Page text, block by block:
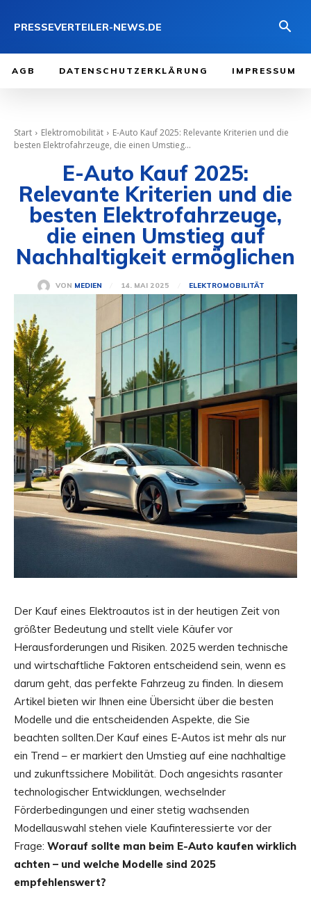
PRESSEVERTEILER-NEWS.DE
AGB DATENSCHUTZERKLÄRUNG IMPRESSUM
Start Elektromobilität
E-Auto Kauf 2025: Relevante Kriterien und die
besten Elektrofahrzeuge, die einen Umstieg...
E-Auto Kauf 2025:
Relevante Kriterien und die
besten Elektrofahrzeuge,
die einen Umstieg auf
Nachhaltigkeit ermöglichen
VON MEDIEN 14. MAI 2025 ELEKTROMOBILITÄT
Der Kauf eines Elektroautos ist in der heutigen Zeit von
größter Bedeutung und stellt viele Käufer vor
Herausforderungen und Risiken. 2025 werden technische
und wirtschaftliche Faktoren entscheidend sein, wenn es
darum geht, das perfekte Fahrzeug zu finden. In diesem
Artikel bieten wir Ihnen eine Übersicht über die besten
Modelle und die entscheidenden Aspekte, die Sie
beachten sollten.Der Kauf eines E-Autos ist mehr als nur
ein Trend – er markiert den Umstieg auf eine nachhaltige
und zukunftssichere Mobilität. Doch angesichts rasanter
technologischer Entwicklungen, wechselnder
Förderbedingungen und einer stetig wachsenden
Modellauswahl stehen viele Kaufinteressierte vor der
Frage: Worauf sollte man beim E-Auto kaufen wirklich
achten – und welche Modelle sind 2025
empfehlenswert?